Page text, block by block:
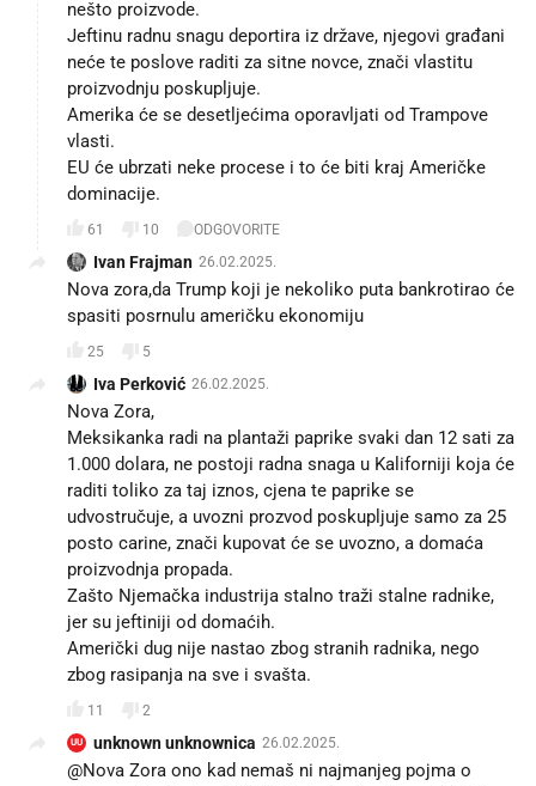
nešto proizvode.
Jeftinu radnu snagu deportira iz države, njegovi građani
neće te poslove raditi za sitne novce, znači vlastitu
proizvodnju poskupljuje.
Amerika će se desetljećima oporavljati od Trampove
vlasti.
EU će ubrzati neke procese i to će biti kraj Američke
dominacije.
61 10 ODGOVORITE
Ivan Frajman 26.02.2025.
Nova zora,da Trump koji je nekoliko puta bankrotirao će
spasiti posrnulu američku ekonomiju🤣😂🤣😂
25 5
Iva Perković 26.02.2025.
Nova Zora,
Meksikanka radi na plantaži paprike svaki dan 12 sati za
1.000 dolara, ne postoji radna snaga u Kaliforniji koja će
raditi toliko za taj iznos, cjena te paprike se
udvostručuje, a uvozni prozvod poskupljuje samo za 25
posto carine, znači kupovat će se uvozno, a domaća
proizvodnja propada.
Zašto Njemačka industrija stalno traži stalne radnike,
jer su jeftiniji od domaćih.
Američki dug nije nastao zbog stranih radnika, nego
zbog rasipanja na sve i svašta.
11 2
UU unknown unknownica 26.02.2025.
@Nova Zora ono kad nemaš ni najmanjeg pojma o